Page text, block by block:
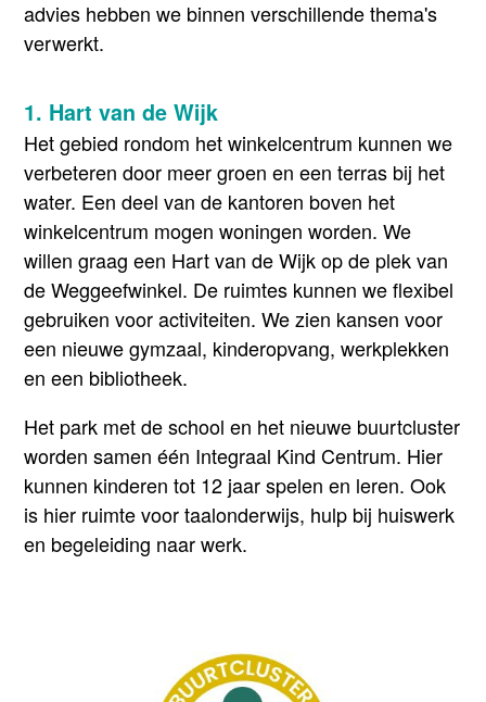
advies hebben we binnen verschillende thema's
verwerkt.
1. Hart van de Wijk
Het gebied rondom het winkelcentrum kunnen we
verbeteren door meer groen en een terras bij het
water. Een deel van de kantoren boven het
winkelcentrum mogen woningen worden. We
willen graag een Hart van de Wijk op de plek van
de Weggeefwinkel. De ruimtes kunnen we flexibel
gebruiken voor activiteiten. We zien kansen voor
een nieuwe gymzaal, kinderopvang, werkplekken
en een bibliotheek.
Het park met de school en het nieuwe buurtcluster
worden samen één Integraal Kind Centrum. Hier
kunnen kinderen tot 12 jaar spelen en leren. Ook
is hier ruimte voor taalonderwijs, hulp bij huiswerk
en begeleiding naar werk.